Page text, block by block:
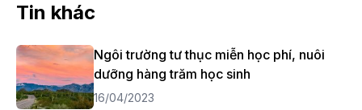
Tin khác
Ngôi trường tư thục miễn học phí, nuôi
dưỡng hàng trăm học sinh
16/04/2023